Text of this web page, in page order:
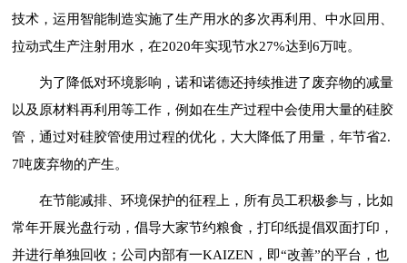
技术，运用智能制造实施了生产用水的多次再利用、中水回用、
拉动式生产注射用水，在2020年实现节水27%达到6万吨。
为了降低对环境影响，诺和诺德还持续推进了废弃物的减量
以及原材料再利用等工作，例如在生产过程中会使用大量的硅胶
管，通过对硅胶管使用过程的优化，大大降低了用量，年节省2.
7吨废弃物的产生。
在节能减排、环境保护的征程上，所有员工积极参与，比如
常年开展光盘行动，倡导大家节约粮食，打印纸提倡双面打印，
并进行单独回收；公司内部有一KAIZEN，即“改善”的平台，也